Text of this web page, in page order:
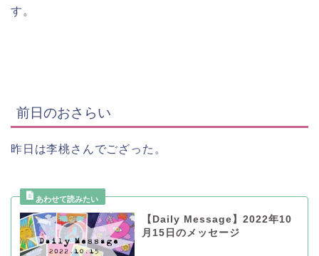
す。
前日のおさらい
昨日は李桃さんでござった。
【Daily Message】2022年10
月15日のメッセージ